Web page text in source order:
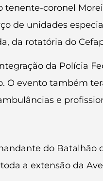
coronel
de unidades
da rotatória do
da Polícia
O evento também
e
do
a extensão da